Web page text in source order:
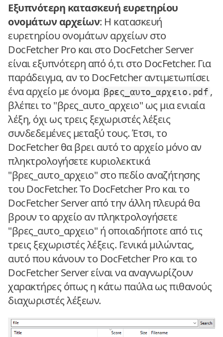
Εξυπνότερη κατασκευή ευρετηρίου
ονομάτων αρχείων: Η κατασκευή
ευρετηρίου ονομάτων αρχείων στο
DocFetcher Pro και στο DocFetcher Server
είναι εξυπνότερη από ό,τι στο DocFetcher. Για
παράδειγμα, αν το DocFetcher αντιμετωπίσει
ένα αρχείο με όνομα βρες_αυτο_αρχειο.pdf ,
βλέπει το "βρες_αυτο_αρχειο" ως μια ενιαία
λέξη, όχι ως τρεις ξεχωριστές λέξεις
συνδεδεμένες μεταξύ τους. Έτσι, το
DocFetcher θα βρει αυτό το αρχείο μόνο αν
πληκτρολογήσετε κυριολεκτικά
"βρες_αυτο_αρχειο" στο πεδίο αναζήτησης
του DocFetcher. Το DocFetcher Pro και το
DocFetcher Server από την άλλη πλευρά θα
βρουν το αρχείο αν πληκτρολογήσετε
"βρες_αυτο_αρχειο" ή οποιαδήποτε από τις
τρεις ξεχωριστές λέξεις. Γενικά μιλώντας,
αυτό που κάνουν το DocFetcher Pro και το
DocFetcher Server είναι να αναγνωρίζουν
χαρακτήρες όπως η κάτω παύλα ως πιθανούς
διαχωριστές λέξεων.